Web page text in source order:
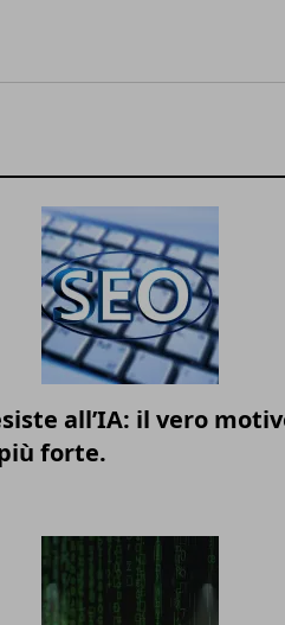
all’IA: il vero
forte.